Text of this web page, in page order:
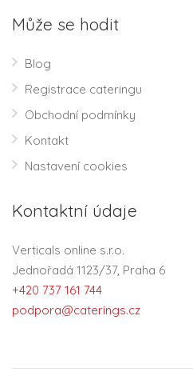
Může se hodit
Blog
Registrace cateringu
Obchodní podmínky
Kontakt
Nastavení cookies
Kontaktní údaje
Verticals online s.r.o.
Jednořadá 1123/37, Praha 6
+420 737 161 744
podpora@caterings.cz